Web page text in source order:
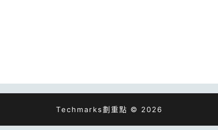
Techmarks劃重點 © 2026